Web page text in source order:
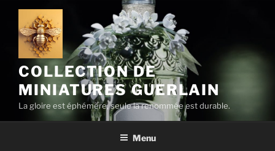
Aller
contenu
principal
COLLECTION DE
MINIATURES GUERLAIN
La gloire est éphémère, seule la renommée est durable.
Menu